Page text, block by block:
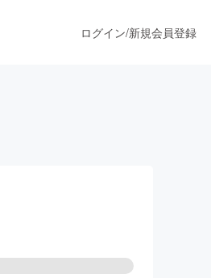
ログイン/新規会員登録